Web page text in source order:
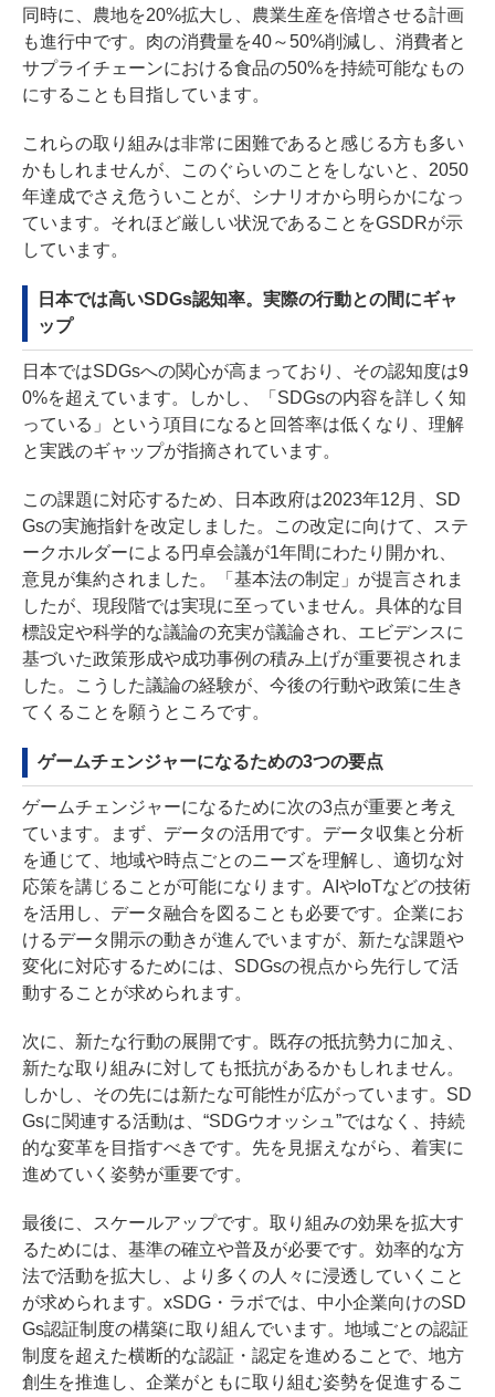
同時に、農地を20%拡大し、農業生産を倍増させる計画
も進行中です。肉の消費量を40～50%削減し、消費者と
サプライチェーンにおける食品の50%を持続可能なもの
にすることも目指しています。
これらの取り組みは非常に困難であると感じる方も多い
かもしれませんが、このぐらいのことをしないと、2050
年達成でさえ危ういことが、シナリオから明らかになっ
ています。それほど厳しい状況であることをGSDRが示
しています。
日本では高いSDGs認知率。実際の行動との間にギャ
ップ
日本ではSDGsへの関心が高まっており、その認知度は9
0%を超えています。しかし、「SDGsの内容を詳しく知
っている」という項目になると回答率は低くなり、理解
と実践のギャップが指摘されています。
この課題に対応するため、日本政府は2023年12月、SD
Gsの実施指針を改定しました。この改定に向けて、ステ
ークホルダーによる円卓会議が1年間にわたり開かれ、
意見が集約されました。「基本法の制定」が提言されま
したが、現段階では実現に至っていません。具体的な目
標設定や科学的な議論の充実が議論され、エビデンスに
基づいた政策形成や成功事例の積み上げが重要視されま
した。こうした議論の経験が、今後の行動や政策に生き
てくることを願うところです。
ゲームチェンジャーになるための3つの要点
ゲームチェンジャーになるために次の3点が重要と考え
ています。まず、データの活用です。データ収集と分析
を通じて、地域や時点ごとのニーズを理解し、適切な対
応策を講じることが可能になります。AIやIoTなどの技術
を活用し、データ融合を図ることも必要です。企業にお
けるデータ開示の動きが進んでいますが、新たな課題や
変化に対応するためには、SDGsの視点から先行して活
動することが求められます。
次に、新たな行動の展開です。既存の抵抗勢力に加え、
新たな取り組みに対しても抵抗があるかもしれません。
しかし、その先には新たな可能性が広がっています。SD
Gsに関連する活動は、“SDGウオッシュ”ではなく、持続
的な変革を目指すべきです。先を見据えながら、着実に
進めていく姿勢が重要です。
最後に、スケールアップです。取り組みの効果を拡大す
るためには、基準の確立や普及が必要です。効率的な方
法で活動を拡大し、より多くの人々に浸透していくこと
が求められます。xSDG・ラボでは、中小企業向けのSD
Gs認証制度の構築に取り組んでいます。地域ごとの認証
制度を超えた横断的な認証・認定を進めることで、地方
創生を推進し、企業がともに取り組む姿勢を促進するこ